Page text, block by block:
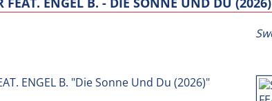
ENGEL B. "Die Sonne Und Du (2026)"